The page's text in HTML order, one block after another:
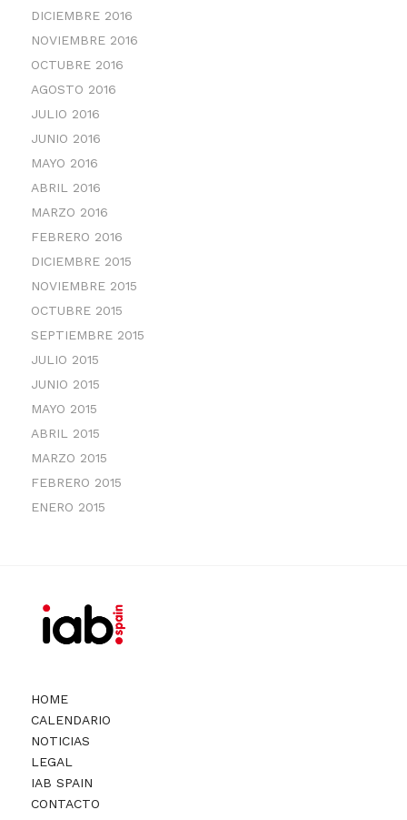
DICIEMBRE 2016
NOVIEMBRE 2016
OCTUBRE 2016
AGOSTO 2016
JULIO 2016
JUNIO 2016
MAYO 2016
ABRIL 2016
MARZO 2016
FEBRERO 2016
DICIEMBRE 2015
NOVIEMBRE 2015
OCTUBRE 2015
SEPTIEMBRE 2015
JULIO 2015
JUNIO 2015
MAYO 2015
ABRIL 2015
MARZO 2015
FEBRERO 2015
ENERO 2015
HOME
CALENDARIO
NOTICIAS
LEGAL
IAB SPAIN
CONTACTO